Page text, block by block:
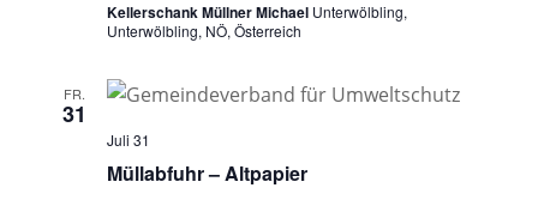
Kellerschank Müllner Michael Unterwölbling,
Unterwölbling, NÖ, Österreich
FR.
31
Müllabfuhr – Altpapier
Juli 31